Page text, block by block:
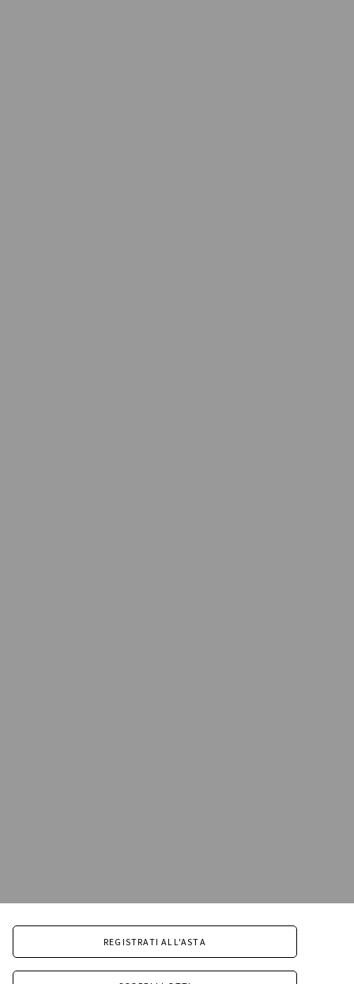
REGISTRATI ALL'ASTA